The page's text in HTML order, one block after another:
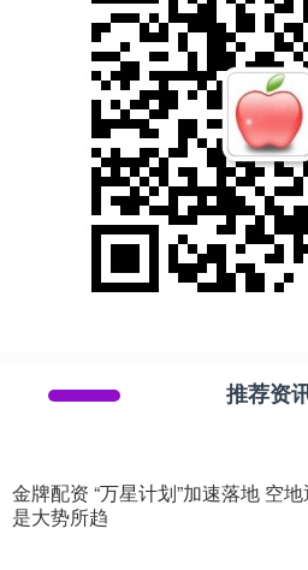
推荐资
金牌配资 “万星计划”加速落地 空
是大势所趋